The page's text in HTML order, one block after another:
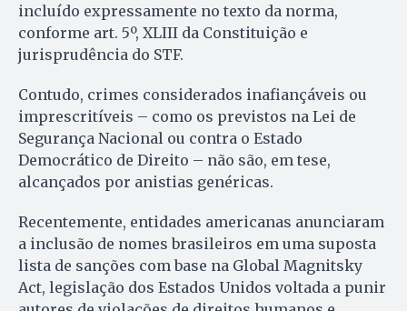
incluído expressamente no texto da norma,
conforme art. 5º, XLIII da Constituição e
jurisprudência do STF.
Contudo, crimes considerados inafiançáveis ou
imprescritíveis – como os previstos na Lei de
Segurança Nacional ou contra o Estado
Democrático de Direito – não são, em tese,
alcançados por anistias genéricas.
Recentemente, entidades americanas anunciaram
a inclusão de nomes brasileiros em uma suposta
lista de sanções com base na Global Magnitsky
Act, legislação dos Estados Unidos voltada a punir